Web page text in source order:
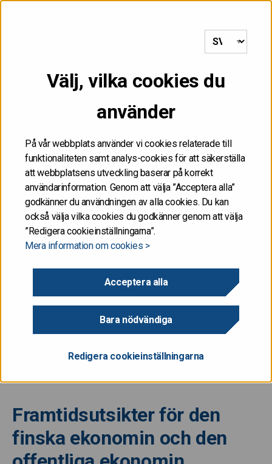
Välj, vilka cookies du
använder
På vår webbplats använder vi cookies relaterade till
funktionaliteten samt analys-cookies för att säkerställa
att webbplatsens utveckling baserar på korrekt
användarinformation. Genom att välja ”Acceptera alla”
godkänner du användningen av alla cookies. Du kan
också välja vilka cookies du godkänner genom att välja
”Redigera cookieinställningarna”.
Mera information om cookies >
Acceptera alla
Bara nödvändiga
Redigera cookieinställningarna
MENY
/Delårsrapport 2/2021
Statskontoret publicerar en delårsrapport fyra gånger
per år. Rapporten innehåller information om statens
upplåning och framtidsutsikter för nästa kvartal.
Helsinki city center from above
Framtidsutsikter för den
finska ekonomin och den